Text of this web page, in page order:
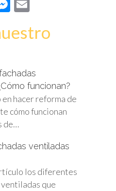
Messenger
funcionan?
hacer reforma de
cómo funcionan
de…
ventiladas
los diferentes
que